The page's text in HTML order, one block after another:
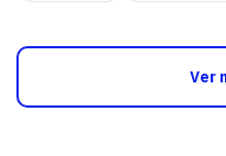
Ver